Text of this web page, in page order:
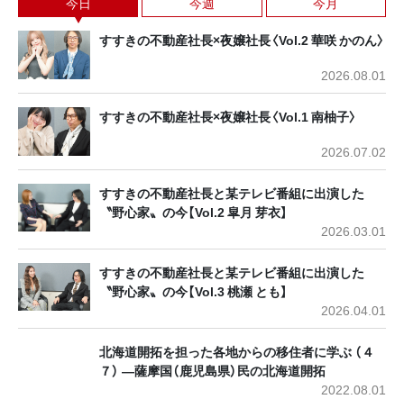
すすきの不動産社長×夜嬢社長〈Vol.2 華咲 かのん〉
2026.08.01
すすきの不動産社長×夜嬢社長〈Vol.1 南柚子〉
2026.07.02
すすきの不動産社長と某テレビ番組に出演した
〝野心家〟の今【Vol.2 皐月 芽衣】
2026.03.01
すすきの不動産社長と某テレビ番組に出演した
〝野心家〟の今【Vol.3 桃瀬 とも】
2026.04.01
北海道開拓を担った各地からの移住者に学ぶ （４
７） ―薩摩国（鹿児島県）民の北海道開拓
2022.08.01